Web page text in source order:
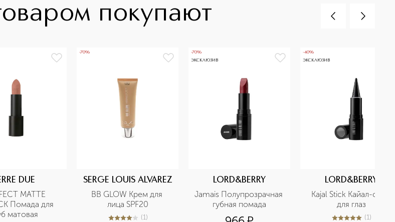
покупают
DUE
MATTE
Помада для
матовая
-70%
SERGE LOUIS ALVAREZ
BB GLOW Крем для
лица SPF20
(1)
-70%
ЭКСКЛЮЗИВ
LORD&BERRY
Jamais Полупрозрачная
губная помада
-40%
ЭКСКЛЮЗИВ
LORD&BERRY
Kajal Stick Кайал-стик
для глаз
(1)